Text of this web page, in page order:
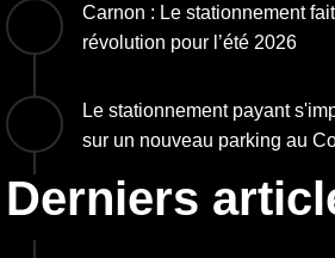
Carnon : Le stationnement
révolution pour l’été 2026
Le stationnement payant
sur un nouveau parking au
Derniers